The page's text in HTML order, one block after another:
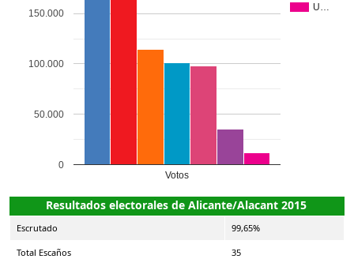
U…
Votos
0
50.000
100.000
150.000
Resultados electorales de Alicante/Alacant 2015
Escrutado 99,65%
Total Escaños 35